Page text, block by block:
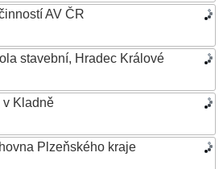
AV ČR
stavební, Hradec Králové
v Kladně
Plzeňského kraje